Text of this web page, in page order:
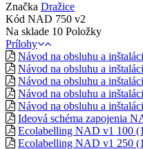
Značka Dražice
Kód NAD 750 v2
Na sklade 10 Položky
Prílohy
Návod na obsluhu a
Návod na obsluhu a
Návod na obsluhu a
Návod na obsluhu a
Návod na obsluhu a
Ideová schéma zapojenia
Ecolabelling NAD v1 100
Ecolabelling NAD v1 250